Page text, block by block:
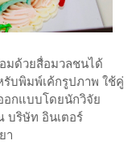
มด้วยสื่อมวลชนได้
บพิมพ์เค้กรูปภาพ ใช้คู่
อกแบบโดยนักวิจัย
บริษัท อินเตอร์
า